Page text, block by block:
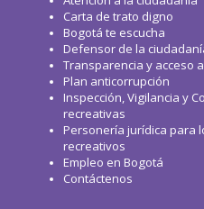
Carta de trato digno
Bogotá te escucha
Defensor de la
Transparencia y acceso
Plan anticorrupción
Inspección, Vigilancia y
recreativas
Personería jurídica para
recreativos
Empleo en Bogotá
Contáctenos